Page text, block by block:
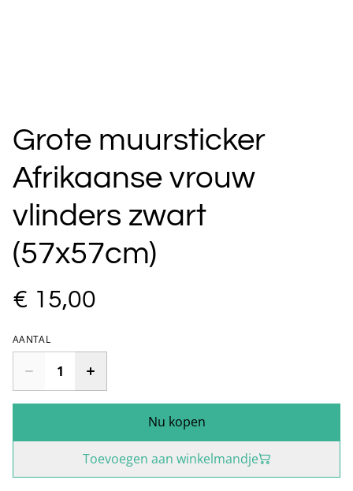
Grote muursticker
Afrikaanse vrouw
vlinders zwart
(57x57cm)
€ 15,00
AANTAL
Nu kopen
Toevoegen aan winkelmandje